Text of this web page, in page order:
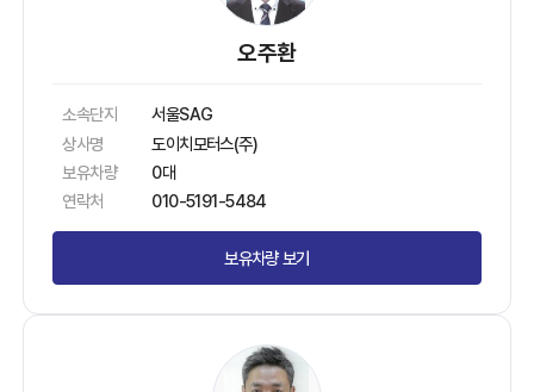
오주환
소속단지
서울SAG
상사명
도이치모터스(주)
보유차량
0대
연락처
010-5191-5484
보유차량 보기